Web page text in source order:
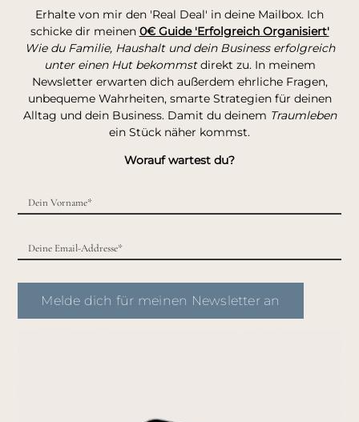
Erhalte von mir den 'Real Deal' in deine Mailbox. Ich
schicke dir meinen 0€ Guide 'Erfolgreich Organisiert'
Wie du Familie, Haushalt und dein Business erfolgreich
unter einen Hut bekommstdirekt zu. In meinem
Newsletter erwarten dich außerdem ehrliche Fragen,
unbequeme Wahrheiten, smarte Strategien für deinen
Alltag und dein Business. Damit du deinem Traumleben
ein Stück näher kommst.
Worauf wartest du?
Melde dich für meinen Newsletter an